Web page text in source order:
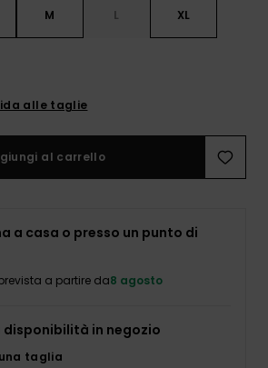
M L XL
alle taglie
al carrello
a casa o presso un punto di
a partire da8 agosto
disponibilità in negozio
taglia